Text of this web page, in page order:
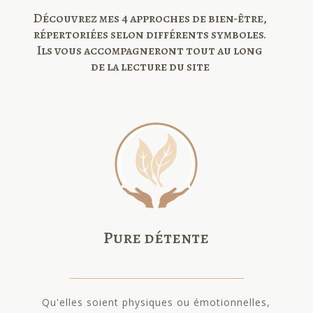
Découvrez mes 4 approches de bien-être,
répertoriées selon différents symboles.
Ils vous accompagneront tout au long
de la lecture du site
Pure détente
Qu'elles soient physiques ou émotionnelles,